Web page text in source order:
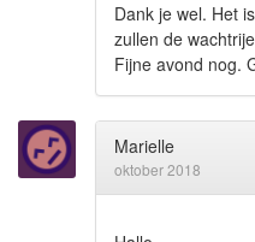
Dank je wel. Het
zullen de
Fijne avond nog.
Marielle
oktober 2018